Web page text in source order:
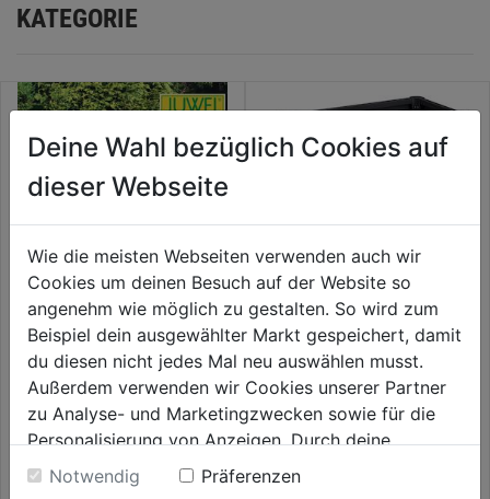
KATEGORIE
Hochbeet Timber 4er-Set 24
Bausteine 130x60x80cm
0.0 (0)
0.0
von
229,99€
HochBeet Gr. 1x0,5 dnkl-grau
metallic
4.9 (248)
4.9
von
Sternen.
449,99€
Deine Wahl bezüglich Cookies auf
dieser Webseite
Wie die meisten Webseiten verwenden auch wir
Cookies um deinen Besuch auf der Website so
angenehm wie möglich zu gestalten. So wird zum
Beispiel dein ausgewählter Markt gespeichert, damit
du diesen nicht jedes Mal neu auswählen musst.
Außerdem verwenden wir Cookies unserer Partner
zu Analyse- und Marketingzwecken sowie für die
Personalisierung von Anzeigen. Durch deine
Einwilligung werden die Daten von Drittanbieter,
unter anderem auch in den USA, verarbeitet.
Notwendig
Präferenzen